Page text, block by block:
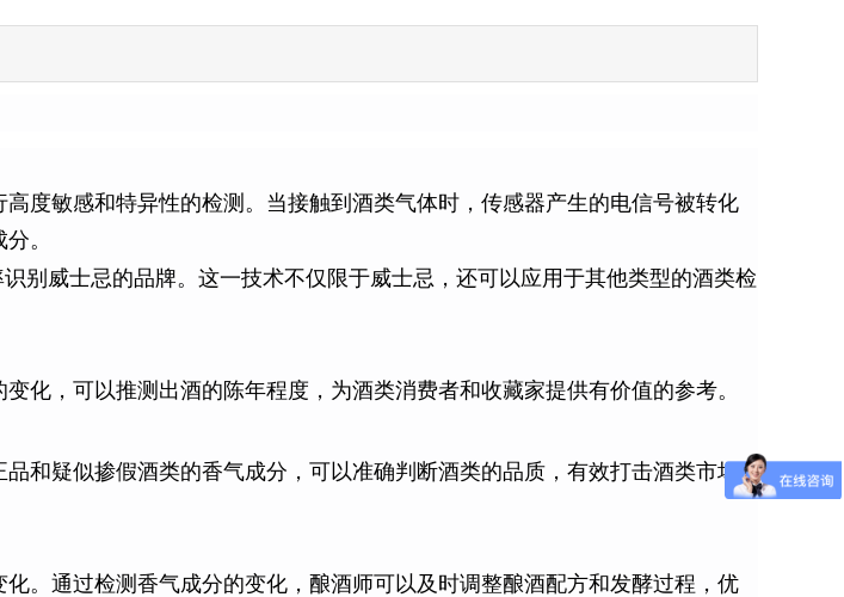
度敏感和特异性的检测。当接触到酒类气体时，传感器产生的电信号被转化
。
别威士忌的品牌。这一技术不仅限于威士忌，还可以应用于其他类型的酒类检
化，可以推测出酒的陈年程度，为酒类消费者和收藏家提供有价值的参考。
和疑似掺假酒类的香气成分，可以准确判断酒类的品质，有效打击酒类市场
。通过检测香气成分的变化，酿酒师可以及时调整酿酒配方和发酵过程，优